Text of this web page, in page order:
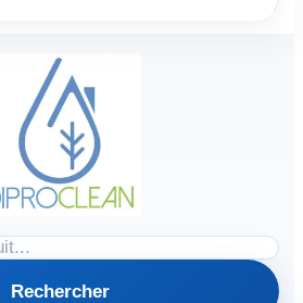
Rechercher